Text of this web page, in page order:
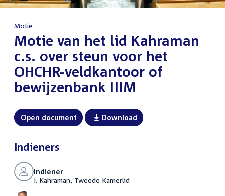
Motie
:Motie van het lid Kahraman
c.s. over steun voor het
OHCHR-veldkantoor of
bewijzenbank IIIM
Open document Download
Indieners
Indiener
I. Kahraman, Tweede Kamerlid